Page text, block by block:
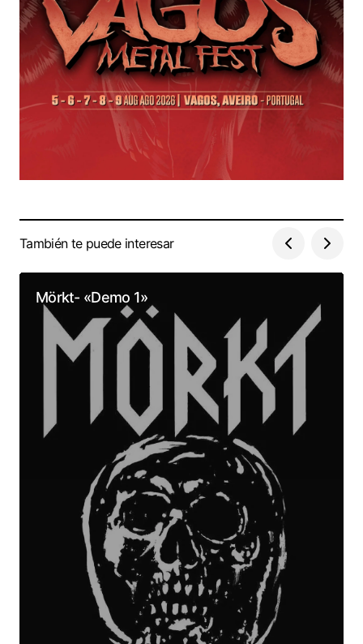
También te puede interesar
Mörkt- «Demo 1»